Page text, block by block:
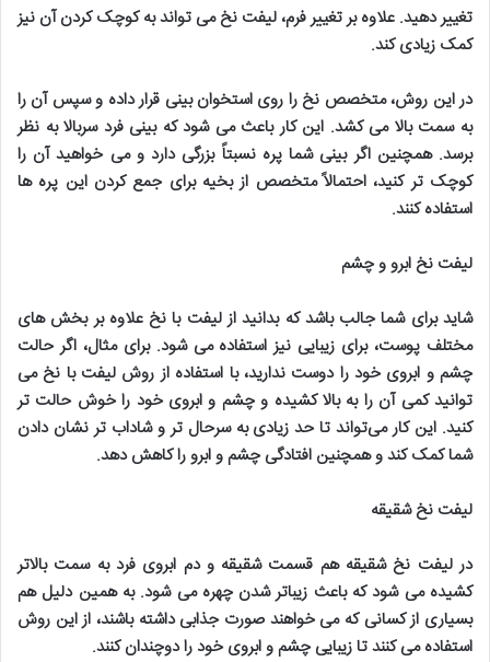
تغییر دهید. علاوه بر تغییر فرم، لیفت نخ می تواند به کوچک کردن آن نیز
کمک زیادی کند.
در این روش، متخصص نخ را روی استخوان بینی قرار داده و سپس آن را
به سمت بالا می کشد. این کار باعث می شود که بینی فرد سربالا به نظر
برسد. همچنین اگر بینی شما پره نسبتاً بزرگی دارد و می خواهید آن را
کوچک تر کنید، احتمالاً متخصص از بخیه برای جمع کردن این پره ها
استفاده کنند.
لیفت نخ ابرو و چشم
شاید برای شما جالب باشد که بدانید از لیفت با نخ علاوه بر بخش های
مختلف پوست، برای زیبایی نیز استفاده می شود. برای مثال، اگر حالت
چشم و ابروی خود را دوست ندارید، با استفاده از روش لیفت با نخ می
توانید کمی آن را به بالا کشیده و چشم و ابروی خود را خوش حالت تر
کنید. این کار می‌تواند تا حد زیادی به سرحال تر و شاداب تر نشان دادن
شما کمک کند و همچنین افتادگی چشم و ابرو را کاهش دهد.
لیفت نخ شقیقه
در لیفت نخ شقیقه هم قسمت شقیقه و دم ابروی فرد به سمت بالاتر
کشیده می شود که باعث زیباتر شدن چهره می شود. به همین دلیل هم
بسیاری از کسانی که می خواهند صورت جذابی داشته باشند، از این روش
استفاده می کنند تا زیبایی چشم و ابروی خود را دوچندان کنند.